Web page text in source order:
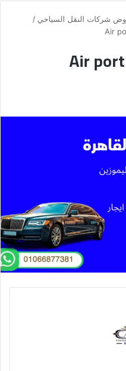
شركات النقل السياحي /
ليموزين القاهرة Air port